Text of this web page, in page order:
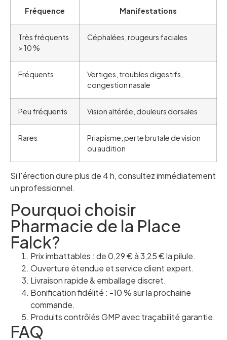
Fréquence Manifestations
Très fréquents
> 10 %
Céphalées, rougeurs faciales
Fréquents
Vertiges, troubles digestifs,
congestion nasale
Peu fréquents Vision altérée, douleurs dorsales
Rares
Priapisme, perte brutale de vision
ou audition
Si l'érection dure plus de 4 h, consultez immédiatement
un professionnel.
Pourquoi choisir
Pharmacie de la Place
Falck?
Prix imbattables : de 0,29 € à 3,25 € la pilule.
Ouverture étendue et service client expert.
Livraison rapide & emballage discret.
Bonification fidélité : -10 % sur la prochaine
commande.
Produits contrôlés GMP avec traçabilité garantie.
FAQ